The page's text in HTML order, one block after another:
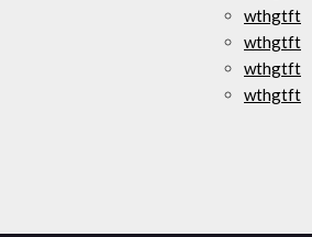
wthgtft
wthgtft
wthgtft
wthgtft